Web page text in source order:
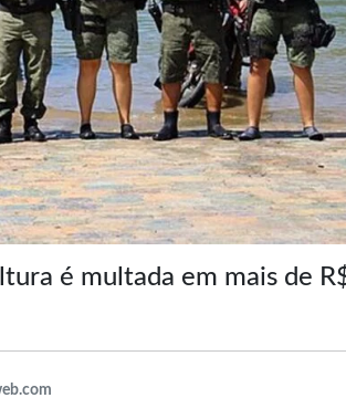
é multada em mais de